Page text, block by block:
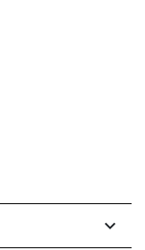
keyboard_arrow_down